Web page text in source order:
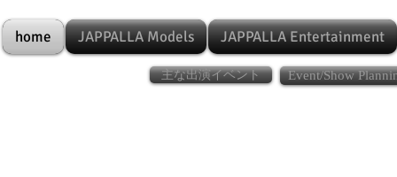
home JAPPALLA Models JAPPALLA Entertainment
主な出演イベント Event/Show